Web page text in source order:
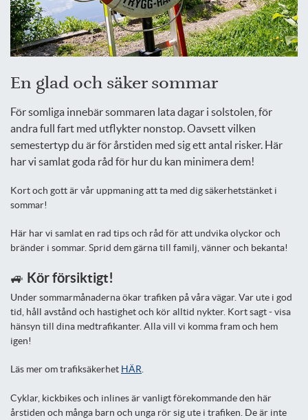
En glad och säker sommar
För somliga innebär sommaren lata dagar i solstolen, för
andra full fart med utflykter nonstop. Oavsett vilken
semestertyp du är för årstiden med sig ett antal risker. Här
har vi samlat goda råd för hur du kan minimera dem!
Kort och gott är vår uppmaning att ta med dig säkerhetstänket i
sommar!
Här har vi samlat en rad tips och råd för att undvika olyckor och
bränder i sommar. Sprid dem gärna till familj, vänner och bekanta!
🚙 Kör försiktigt!
Under sommarmånaderna ökar trafiken på våra vägar. Var ute i god
tid, håll avstånd och hastighet och kör alltid nykter. Kort sagt - visa
hänsyn till dina medtrafikanter. Alla vill vi komma fram och hem
igen!
Läs mer om trafiksäkerhet HÄR
Cyklar, kickbikes och inlines är vanligt förekommande den här
årstiden och många barn och unga rör sig ute i trafiken. De är inte